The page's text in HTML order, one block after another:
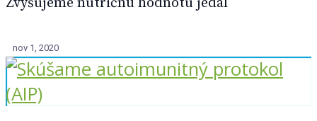
nov 1, 2020